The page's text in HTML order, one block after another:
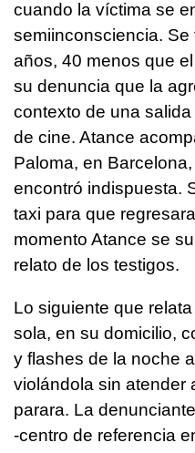
cuando la víctima se
semiinconsciencia.
años, 40 menos que
su denuncia que la
contexto de una
de cine. Atance
Paloma, en
encontró indispuesta.
taxi para que
momento Atance se
relato de los testigos.
Lo siguiente que
sola, en su domicilio,
y flashes de la noche
violándola sin atender
parara. La
-centro de referencia